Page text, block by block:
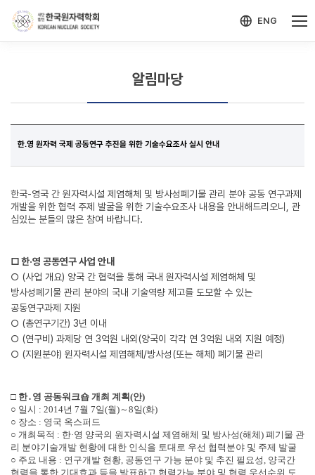
ENG
알림마당
한.영 원자력 국제 공동연구 추진을 위한 기술수요조사 실시 안내
한국-영국 간 원자력시설 제염해체 및 방사성폐기물 관리 분야 공동 연구과제
개발을 위한 협력 주제 발굴을 위한 기술수요조사 내용을 안내해드리오니, 관
심있는 분들의 많은 참여 바랍니다.
□ 한·영 공동연구 사업 안내
○ (사업 개요) 양국 간 협력을 통해 국내 원자력시설 제염해체 및
방사성폐기물 관리 분야의 국내 기술역량 제고를 도모할 수 있는
공동연구과제 지원
○ (총연구기간) 3년 이내
○ (연구비) 과제당 연 3억원 내외(양국이 각각 연 3억원 내외 지원 예정)
○ (지원분야) 원자력시설 제염해체/방사성(또는 해체) 폐기물 관리
□ 한․영 공동워크숍 개최 계획(안)
○ 일시 : 2014년 7월 7일(월)～8일(화)
○ 장소 : 영국 옥스퍼드
○ 개최목적 : 한·영 양국의 원자력시설 제염해체 및 방사성(해체) 폐기물 관
리 분야기술개발 현황에 대한 인식을 토대로 우선 협력분야 및 주제 발굴
○ 주요 내용 : 연구개발 현황, 공동연구 가능 분야 및 추진 필요성, 양국간
협력을 통한 기대효과 등을 발표하고 협력가능 분야 및 협력 우선순위 도